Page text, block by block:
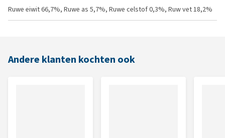
Ruwe eiwit 66,7%, Ruwe as 5,7%, Ruwe celstof 0,3%, Ruw vet 18,2%
Andere klanten kochten ook